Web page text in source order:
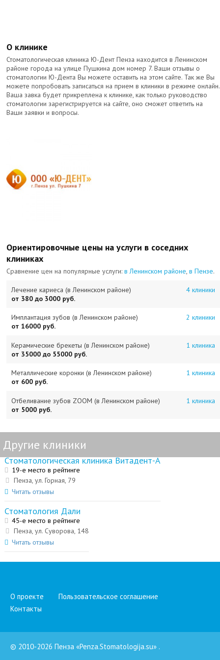
О клинике
Стоматологическая клиника Ю-Дент Пенза находится в Ленинском
районе города на улице Пушкина дом номер 7. Ваши отзывы о
стоматологии Ю-Дента Вы можете оставить на этом сайте. Так же Вы
можете попробовать записаться на прием в клиники в режиме онлайн.
Ваша завка будет прикреплена к клинике, как только руководство
стоматологии зарегистрируется на сайте, оно сможет ответить на
Ваши заявки и вопросы.
Ориентировочные цены на услуги в соседних
клиниках
Сравнение цен на популярные услуги:в Ленинском районе,в Пензе.
Лечение кариеса (в Ленинском районе)
4 клиники
от 380 до 3000 руб.
Имплантация зубов (в Ленинском районе)
2 клиники
от 16000 руб.
Керамические брекеты (в Ленинском районе)
1 клиника
от 35000 до 55000 руб.
Металлические коронки (в Ленинском районе)
1 клиника
от 600 руб.
Отбеливание зубов ZOOM (в Ленинском районе)
1 клиника
от 5000 руб.
Другие клиники
Стоматологическая клиника Витадент-А
19-е место в рейтинге
Пенза, ул. Горная, 79
Читать отзывы
Стоматология Дали
45-е место в рейтинге
Пенза, ул. Суворова, 148
Читать отзывы
О проекте
Пользовательское соглашение
Контакты
© 2010-2026 Пенза «Penza.Stomatologija.su» .